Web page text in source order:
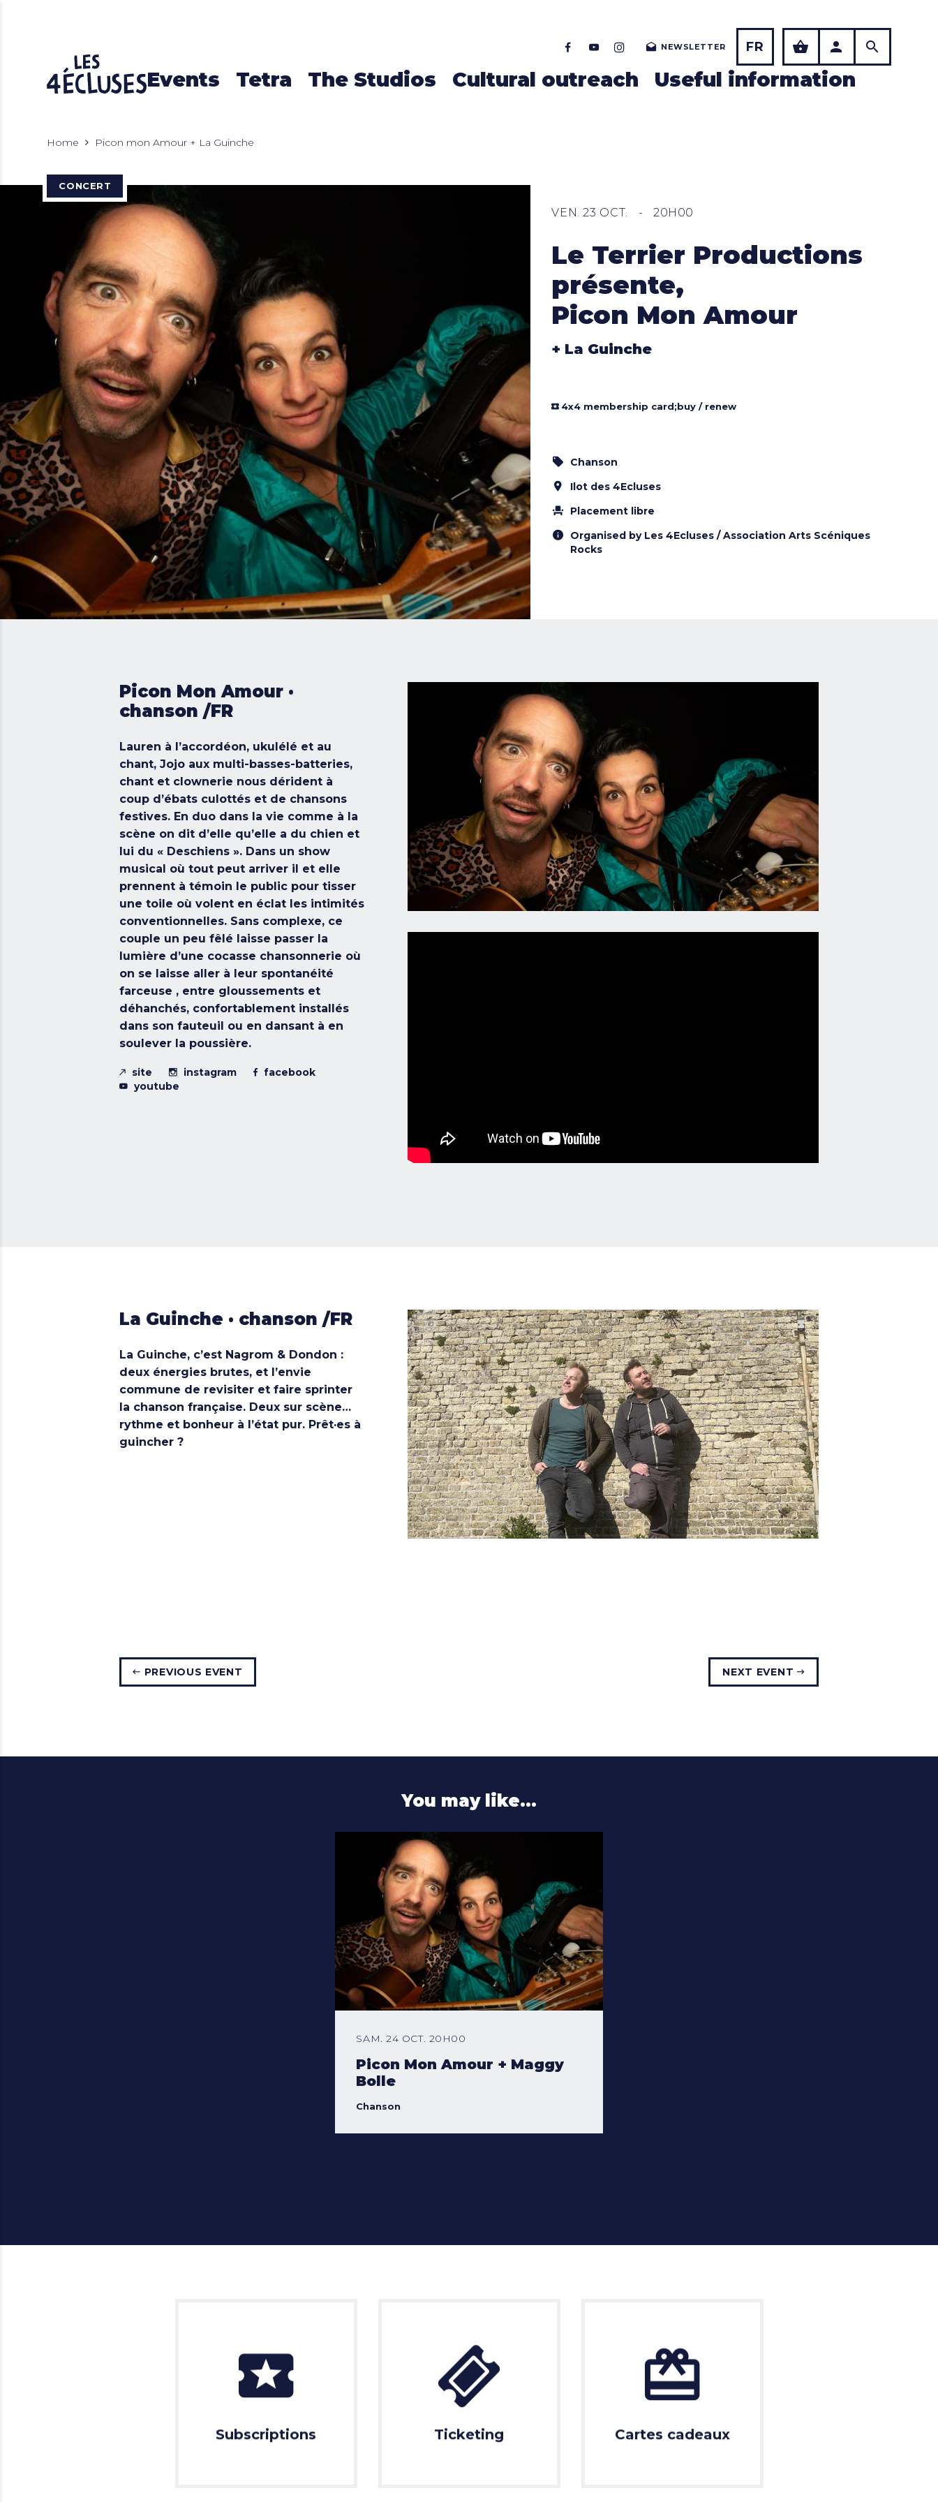
NEWSLETTER FR
Events Tetra The Studios Cultural outreach Useful information
Home Picon mon Amour + La Guinche
CONCERT
VEN. 23 OCT. - 20H00
Le Terrier Productions
présente,
Picon Mon Amour
+ La Guinche
4x4 membership card;buy / renew
Chanson
Ilot des 4Ecluses
Placement libre
Organised by Les 4Ecluses / Association Arts Scéniques
Rocks
Picon Mon Amour ·
chanson /FR
Lauren à l’accordéon, ukulélé et au
chant, Jojo aux multi-basses-batteries,
chant et clownerie nous dérident à
coup d’ébats culottés et de chansons
festives. En duo dans la vie comme à la
scène on dit d’elle qu’elle a du chien et
lui du « Deschiens ». Dans un show
musical où tout peut arriver il et elle
prennent à témoin le public pour tisser
une toile où volent en éclat les intimités
conventionnelles. Sans complexe, ce
couple un peu fêlé laisse passer la
lumière d’une cocasse chansonnerie où
on se laisse aller à leur spontanéité
farceuse , entre gloussements et
déhanchés, confortablement installés
dans son fauteuil ou en dansant à en
soulever la poussière.
site instagram
facebook
youtube
La Guinche · chanson /FR
La Guinche, c’est Nagrom & Dondon :
deux énergies brutes, et l’envie
commune de revisiter et faire sprinter
la chanson française. Deux sur scène…
rythme et bonheur à l’état pur. Prêt·es à
guincher ?
PREVIOUS EVENT NEXT EVENT
You may like…
SAM. 24 OCT. 20H00
Picon Mon Amour + Maggy
Bolle
Chanson
Subscriptions Ticketing Cartes cadeaux